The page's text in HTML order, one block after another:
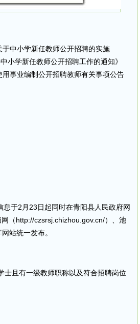
中小学新任教师公开招聘的实施
小学新任教师公开招聘工作的通知》
事业编制公开招聘教师有关事项公告
息于2月23日起同时在青阳县人民政府网
（http://czsrsj.chizhou.gov.cn/）、池
站统一发布。
士且有一级教师职称以及符合招聘岗位